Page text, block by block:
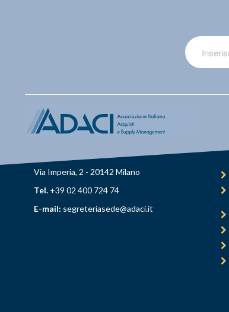
Via Imperia, 2 - 20142 Milano
Tel. +39 02 400 724 74
E-mail: segreteriasede@adaci.it